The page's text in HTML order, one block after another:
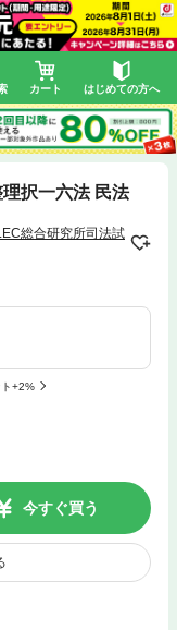
カート はじめての方へ
択一六法 民法
総合研究所司法試
+2%
今すぐ買う